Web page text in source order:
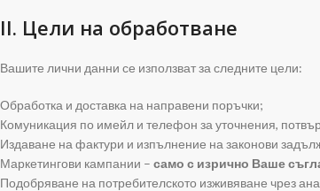
II. Цели на обработване
Вашите лични данни се използват за следните цели:
Обработка и доставка на направени поръчки;
Комуникация по имейл и телефон за уточнения,
Издаване на фактури и изпълнение на законови
Маркетингови кампании – само с изрично Ваше
Подобряване на потребителското изживяване чрез